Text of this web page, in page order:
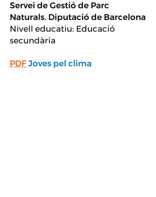
Servei de Gestió de Parc
Naturals. Diputació de Barcelona
Nivell educatiu: Educació
secundària
PDF Joves pel clima